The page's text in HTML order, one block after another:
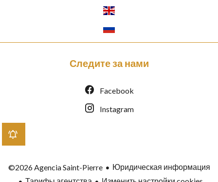
Следите за нами
Facebook
Instagram
©2026 Agencia Saint-Pierre
Юридическая информация